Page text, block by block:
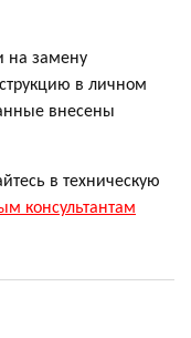
на замену
в личном
внесены
в техническую
консультантам